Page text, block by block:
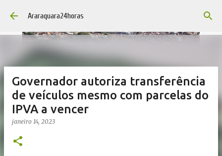
Pular para o conteúdo principal
Araraquara24horas
Governador autoriza transferência
de veículos mesmo com parcelas do
IPVA a vencer
janeiro 14, 2023